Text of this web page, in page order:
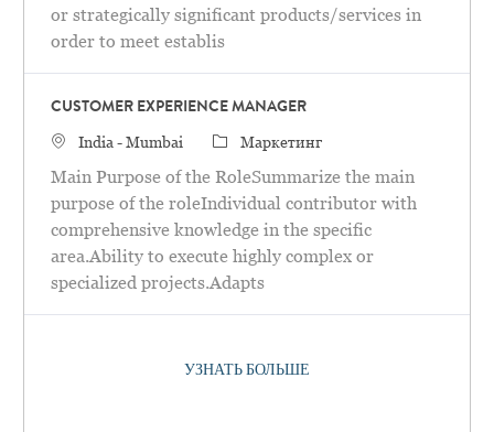
or strategically significant products/services in
order to meet establis
CUSTOMER EXPERIENCE MANAGER
Местоположение
India - Mumbai категория
Маркетинг
Main Purpose of the RoleSummarize the main
purpose of the roleIndividual contributor with
comprehensive knowledge in the specific
area.Ability to execute highly complex or
specialized projects.Adapts
УЗНАТЬ БОЛЬШЕ